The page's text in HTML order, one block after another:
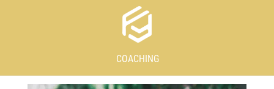
COACHING